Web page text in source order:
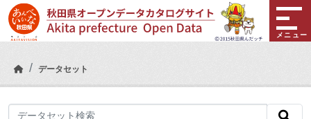
Skip to main content
メニュー
データセット